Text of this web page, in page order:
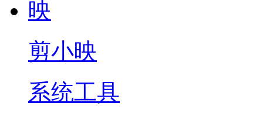
剪小映
系统工具